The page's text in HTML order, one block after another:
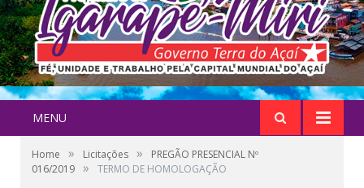
MENU
Home » Licitações »
PREGÃO PRESENCIAL Nº
016/2019 » TERMO DE HOMOLOGAÇÃO